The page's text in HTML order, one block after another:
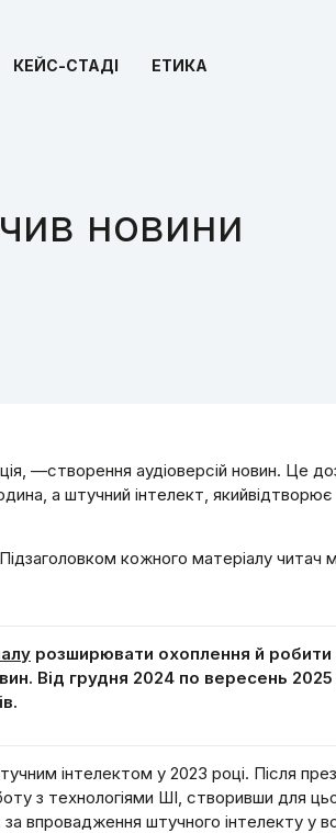
КЕЙС-СТАДІ ЕТИКА
новини
—створення аудіоверсій новин. Це
а штучний інтелект,
кожного матеріалу
розширювати охоплення й
Від грудня 2024 по вересень 2025
інтелектом у 2023 році. Після
з технологіями ШІ, створивши для
впровадження штучного інтелекту у